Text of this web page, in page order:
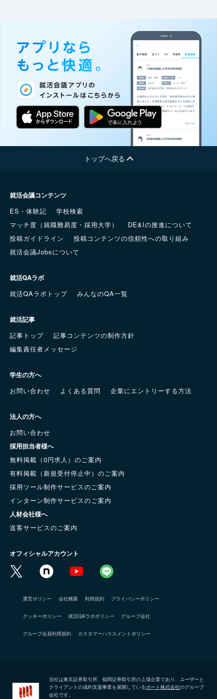
トップへ戻る
就活会議コンテンツ
ES・体験記
学校検索
マッチ度（就職難易度・採用大学）
DE&Iの推進について
投稿ガイドライン
投稿コンテンツの信頼性への取り組み
就活会議Jobsについて
就活QAラボ
就活QAラボトップ
みんなのQA一覧
就活記事
記事トップ
記事コンテンツの制作方針
編集責任者メッセージ
学生の方へ
お問い合わせ
よくある質問 企業にエントリーする方法
法人の方へ
お問い合わせ
採用担当者様へ
無料掲載（0円求人）のご案内
有料掲載（新規受付停止中）のご案内
採用ツール制作サービスのご案内
インターン制作サービスのご案内
人材会社様へ
送客サービスのご案内
オフィシャルアカウント
運営ポリシー 会社概要 利用規約 プライバシーポリシー
クッキーポリシー 就活QAラボポリシー グループ会社
グループ会員利用規約 カスタマーハラスメントポリシー
当社は東京証券取引所、福岡証券取引所の上場企業であり、ユーザーと
クライアントの成約支援事業を展開しているポート株式会社のグループ
会社です。